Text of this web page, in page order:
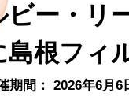
ビー・リ
島根フィ
期間： 2026年6月6